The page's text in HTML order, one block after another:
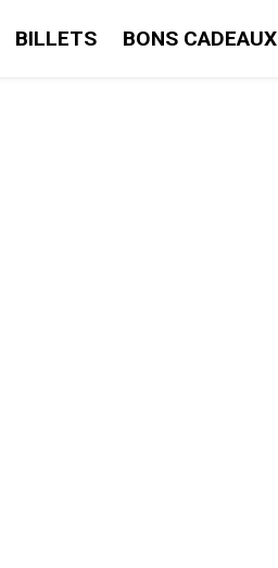
BILLETS BONS CADEAUX